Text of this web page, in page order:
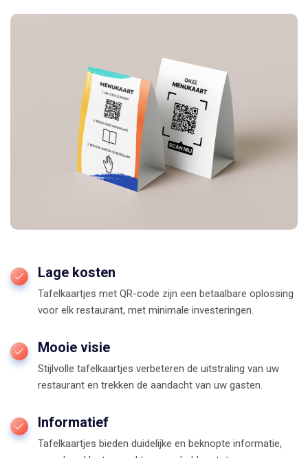
Lage kosten
Tafelkaartjes met QR-code zijn een betaalbare oplossing
voor elk restaurant, met minimale investeringen.
Mooie visie
Stijlvolle tafelkaartjes verbeteren de uitstraling van uw
restaurant en trekken de aandacht van uw gasten.
Informatief
Tafelkaartjes bieden duidelijke en beknopte informatie,